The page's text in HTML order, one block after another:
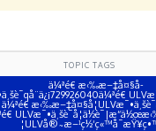
TOPIC TAGS
ä¼ªé€ æ‹‰æ–‡å¤§å­
ä¼ªé€